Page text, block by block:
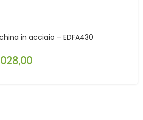
in acciaio – EDFA430